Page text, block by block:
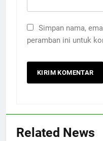
Simpan nama,
peramban ini untuk
Related News